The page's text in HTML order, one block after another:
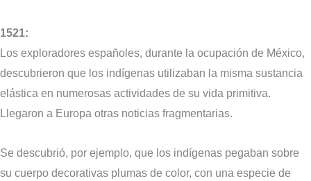
1521:
Los exploradores españoles, durante la ocupación de México,
descubrieron que los indígenas utilizaban la misma sustancia
elástica en numerosas actividades de su vida primitiva.
Llegaron a Europa otras noticias fragmentarias.
Se descubrió, por ejemplo, que los indígenas pegaban sobre
su cuerpo decorativas plumas de color, con una especie de